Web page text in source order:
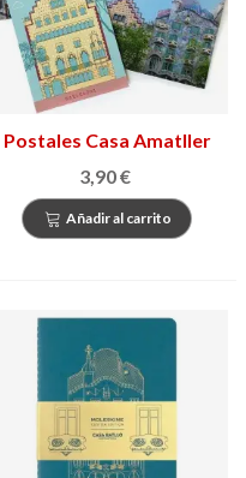
Postales Casa Amatller
3,90 €
Añadir al carrito